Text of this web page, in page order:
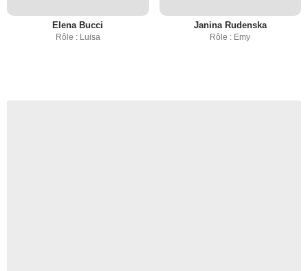
Elena Bucci
Rôle : Luisa
Janina Rudenska
Rôle : Emy